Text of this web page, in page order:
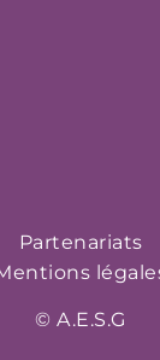
Partenariats
© A.E.S.G